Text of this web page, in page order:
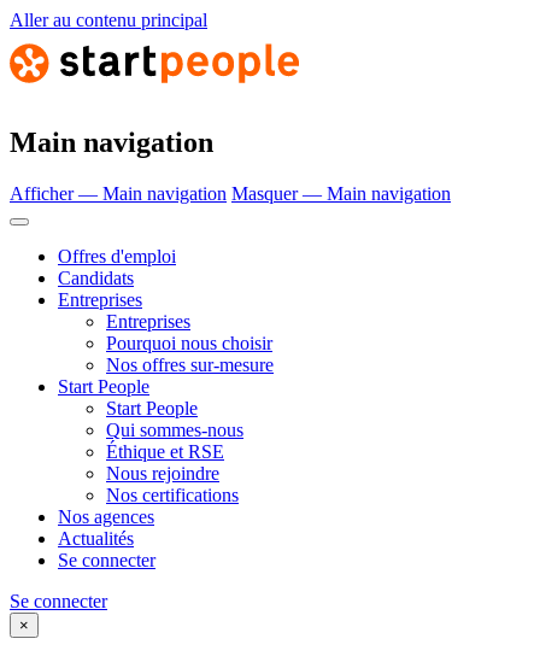
Aller au contenu principal
Main navigation
Afficher — Main navigation Masquer — Main navigation
Offres d'emploi
Candidats
Entreprises
Entreprises
Pourquoi nous choisir
Nos offres sur-mesure
Start People
Start People
Qui sommes-nous
Éthique et RSE
Nous rejoindre
Nos certifications
Nos agences
Actualités
Se connecter
Se connecter
×